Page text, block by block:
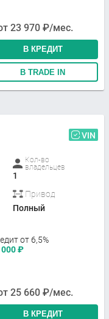
23 970 ₽/мес.
В КРЕДИТ
В TRADE IN
VIN
Кол-во
владельцев
1
Привод
Полный
от 6,5%
₽
25 660 ₽/мес.
В КРЕДИТ